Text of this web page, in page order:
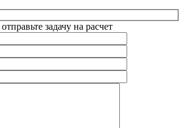
задачу на расчет